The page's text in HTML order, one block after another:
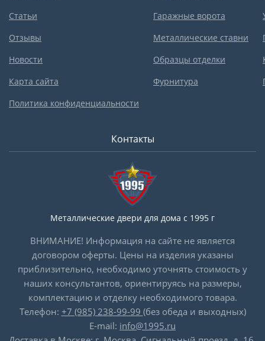
Статьи
Отзывы
Новости
Карта сайта
Политика конфиденциальности
Гаражные ворота
Металлические ставни
Образцы отделки
Фурнитура
Контакты
Металлические двери для дома с 1995 г
ВНИМАНИЕ! Информация на сайте не является
договором оферты. Цены на изделия указаны
приблизительно, необходимо уточнять стоимость у
наших консультантов, ориентируясь на размеры,
комплектацию и отделку необходимого товара.
Телефон: +7 (985) 238-99-99 (без обеда и выходных)
E-mail: info@1995.ru